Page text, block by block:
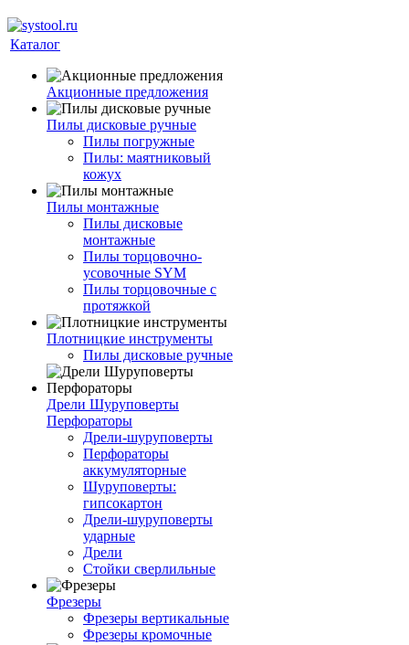
Каталог
Акционные предложения
Пилы дисковые ручные
Пилы погружные
Пилы: маятниковый
кожух
Пилы монтажные
Пилы дисковые
монтажные
Пилы торцовочно-
усовочные SYM
Пилы торцовочные с
протяжкой
Плотницкие инструменты
Пилы дисковые ручные
Дрели Шуруповерты
Перфораторы
Дрели-шуруповерты
Перфораторы
аккумуляторные
Шуруповерты:
гипсокартон
Дрели-шуруповерты
ударные
Дрели
Стойки сверлильные
Фрезеры
Фрезеры вертикальные
Фрезеры кромочные